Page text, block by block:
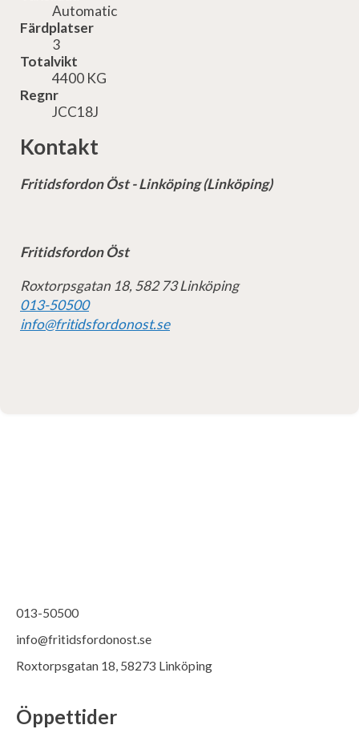
Automatic
Färdplatser
3
Totalvikt
4400 KG
Regnr
JCC18J
Kontakt
Fritidsfordon Öst - Linköping (Linköping)
Fritidsfordon Öst
Roxtorpsgatan 18, 582 73 Linköping
013-50500
info@fritidsfordonost.se
013-50500
info@fritidsfordonost.se
Roxtorpsgatan 18, 58273 Linköping
Öppettider